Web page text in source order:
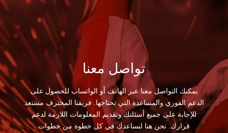
تواصل معنا
يمكنك التواصل معنا عبر الهاتف أو الواتساب للحصول على
الدعم الفوري والمساعدة التي تحتاجها. فريقنا المحترف مستعد
للإجابة على جميع أسئلتك وتقديم المعلومات اللازمة لدعم
قرارك. نحن هنا لنساعدك في كل خطوة من خطوات